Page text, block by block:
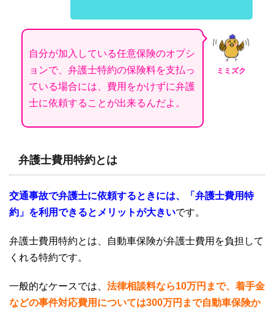
ミミズク
自分が加入している任意保険のオプシ
ョンで、弁護士特約の保険料を支払っ
ている場合には、費用をかけずに弁護
士に依頼することが出来るんだよ。
弁護士費用特約とは
交通事故で弁護士に依頼するときには、「弁護士費用特
約」を利用できるとメリットが大きいです。
弁護士費用特約とは、自動車保険が弁護士費用を負担して
くれる特約です。
一般的なケースでは、 法律相談料なら10万円まで、着手金
などの事件対応費用については300万円まで自動車保険か